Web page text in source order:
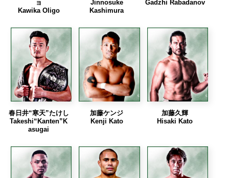
ョ
Kawika Oligo
Jinnosuke
Kashimura
Gadzhi Rabadanov
春日井“寒天”たけし
Takeshi“Kanten”K
asugai
加藤ケンジ
Kenji Kato
加藤久輝
Hisaki Kato